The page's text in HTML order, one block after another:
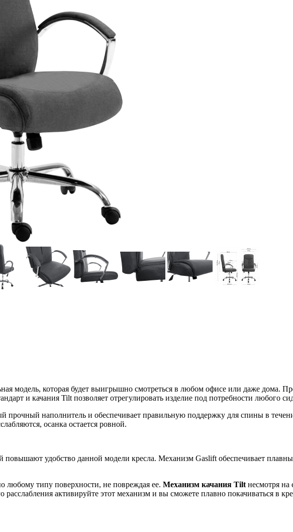
модель, которая будет выигрышно смотреться в любом офисе или даже дома.
и качания Tilt позволяет отрегулировать изделие под потребности любого
прочный наполнитель и обеспечивает правильную поддержку для спины в
осанка остается ровной.
повышают удобство данной модели кресла. Механизм Gaslift обеспечивает
любому типу поверхности, не повреждая ее. Механизм качания Tiltнесмотря на
расслабления активируйте этот механизм и вы сможете плавно покачиваться в